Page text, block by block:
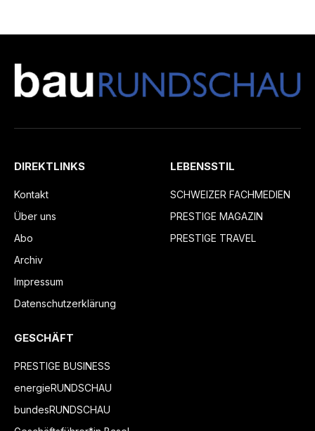
DIREKTLINKS
Kontakt
Über uns
Abo
Archiv
Impressum
Datenschutzerklärung
LEBENSSTIL
SCHWEIZER FACHMEDIEN
PRESTIGE MAGAZIN
PRESTIGE TRAVEL
GESCHÄFT
PRESTIGE BUSINESS
energieRUNDSCHAU
bundesRUNDSCHAU